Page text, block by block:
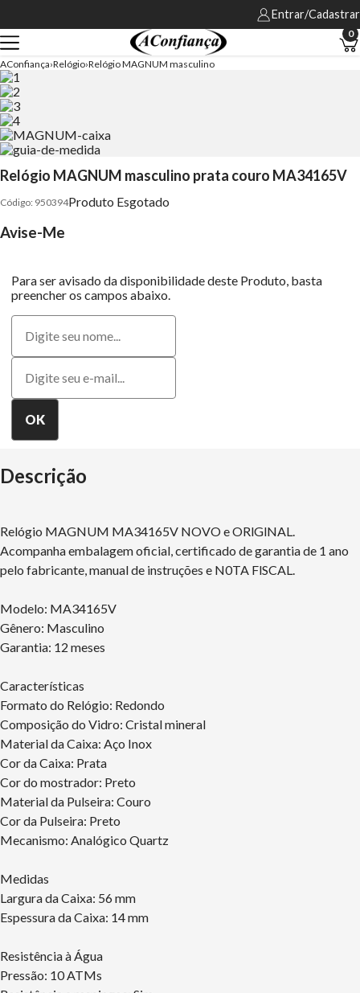
Entrar/Cadastrar
0
AConfiança Relógio Relógio MAGNUM masculino
Relógio MAGNUM masculino prata couro MA34165V
950394Produto Esgotado
Avise-Me
Para ser avisado da disponibilidade deste Produto, basta
preencher os campos abaixo.
Descrição
Relógio MAGNUM MA34165V NOVO e ORlGlNAL.
Acompanha embalagem oficial, certificado de garantia de 1 ano
pelo fabricante, manual de instruções e N0TA FlSCAL.
Modelo: MA34165V
Gênero: Masculino
Garantia: 12 meses
Características
Formato do Relógio: Redondo
Composição do Vidro: Cristal mineral
Material da Caixa: Aço Inox
Cor da Caixa: Prata
Cor do mostrador: Preto
Material da Pulseira: Couro
Cor da Pulseira: Preto
Mecanismo: Analógico Quartz
Medidas
Largura da Caixa: 56 mm
Espessura da Caixa: 14 mm
Resistência à Água
Pressão: 10 ATMs